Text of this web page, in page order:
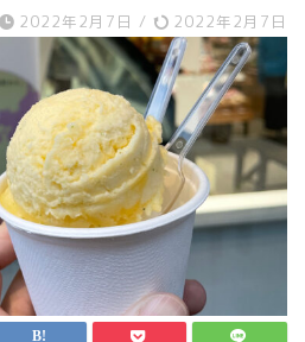
2022年2月7日 / 2022年2月7日